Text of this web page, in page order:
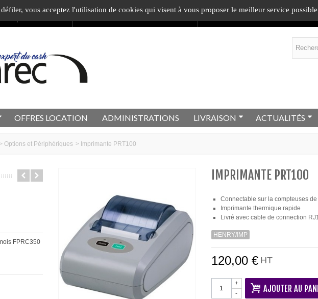
Ecrivez-nous 1commande= 1cadeau.En savoir plus !
OFFRES LOCATION ADMINISTRATIONS LIVRAISON ACTUALITÉS
> Options et Périphériques > Imprimante PRT100
FPRC350
IMPRIMANTE PRT100
Connectable sur la compteuses
Imprimante thermique rapide
Livré avec cable de connection
HENRY/IMP
120,00 € HT
-
+
AJOUTER AU
vous acceptez l'utilisation de cookies qui visent à vous proposer le meilleur service